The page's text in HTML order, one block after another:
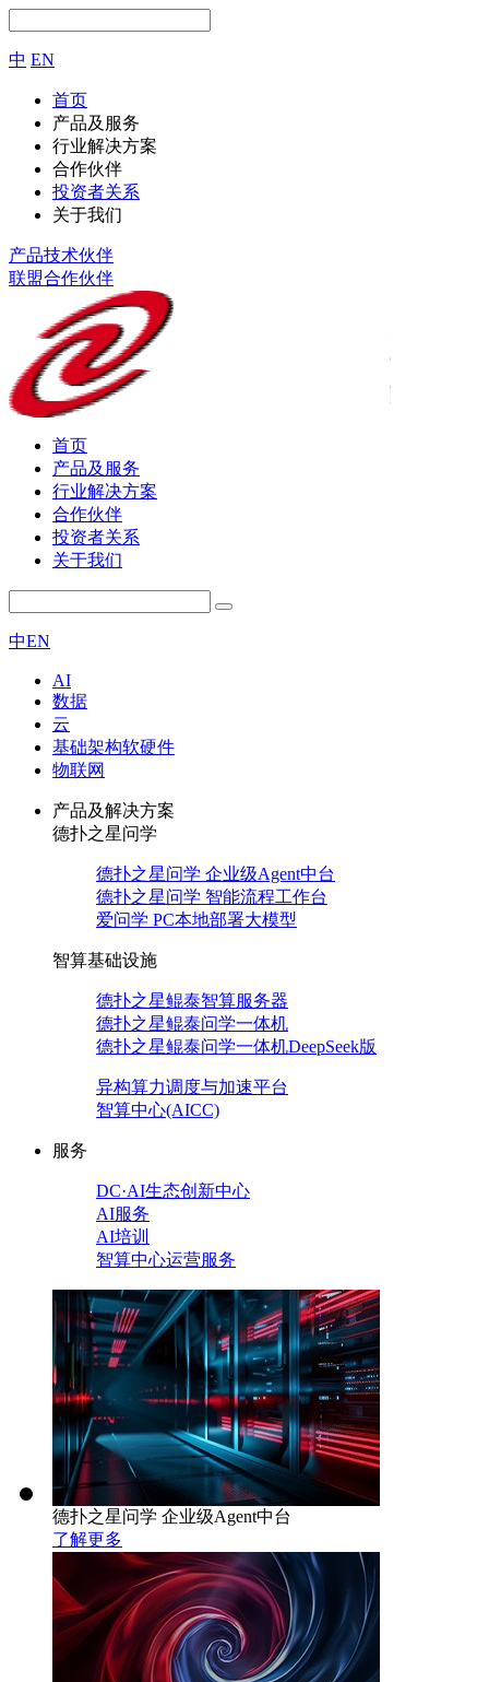
中 EN
首页
产品及服务
行业解决方案
合作伙伴
投资者关系
关于我们
产品技术伙伴
联盟合作伙伴
首页
产品及服务
行业解决方案
合作伙伴
投资者关系
关于我们
中EN
AI
数据
云
基础架构软硬件
物联网
产品及解决方案
德扑之星问学
德扑之星问学 企业级Agent中台
德扑之星问学 智能流程工作台
爱问学 PC本地部署大模型
智算基础设施
德扑之星鲲泰智算服务器
德扑之星鲲泰问学一体机
德扑之星鲲泰问学一体机DeepSeek版
异构算力调度与加速平台
智算中心(AICC)
服务
DC·AI生态创新中心
AI服务
AI培训
智算中心运营服务
德扑之星问学 企业级Agent中台
了解更多